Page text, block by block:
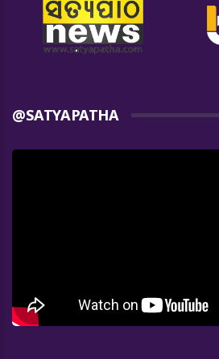
@SATYAPATHA